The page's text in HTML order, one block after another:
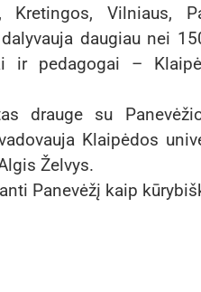
Vilniaus,
daugiau nei
pedagogai –
drauge su
Klaipėdos
Želvys.
Panevėžį kaip